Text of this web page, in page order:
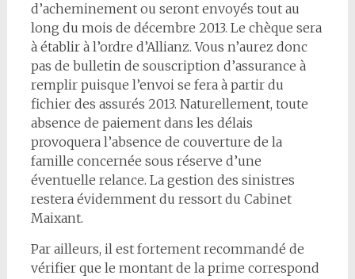
d’acheminement ou seront envoyés tout au
long du mois de décembre 2013. Le chèque sera
à établir à l’ordre d’Allianz. Vous n’aurez donc
pas de bulletin de souscription d’assurance à
remplir puisque l’envoi se fera à partir du
fichier des assurés 2013. Naturellement, toute
absence de paiement dans les délais
provoquera l’absence de couverture de la
famille concernée sous réserve d’une
éventuelle relance. La gestion des sinistres
restera évidemment du ressort du Cabinet
Maixant.
Par ailleurs, il est fortement recommandé de
vérifier que le montant de la prime correspond